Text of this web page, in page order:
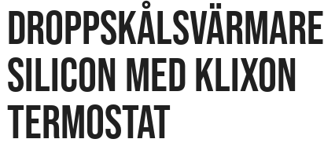
SILICON MED KLIXON
TERMOSTAT